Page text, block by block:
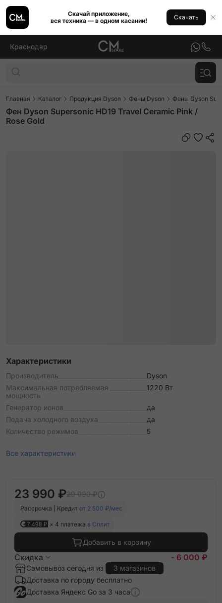
Скачай приложение,
вся техника — в одном касании!
Скачать
Краснодар
Главная Каталог Продукция Dyson Фены Dyson Фены Dyson
Фен Dyson Supersonic HD19 Travel Ceramic Pink /
Rose Gold
Характеристики
Производитель
Dyson
Максимальная потребляемая
мощность
1220 Вт
Генератор ионов
да
Подача холодного воздуха
да
Количество режимов
5
Все характеристики
23 990 ₽29 990 ₽
Рассрочка | Кредит от 2 500 ₽/мес
7 498 ₽ × 4 платежа в Сплит
Добавить в корзину
Скидка - 6 000 ₽
Самовывоз сегодня из
3 магазинов
Доставка по городу бесплатно
Доставка Яндекс Go за 3 часа